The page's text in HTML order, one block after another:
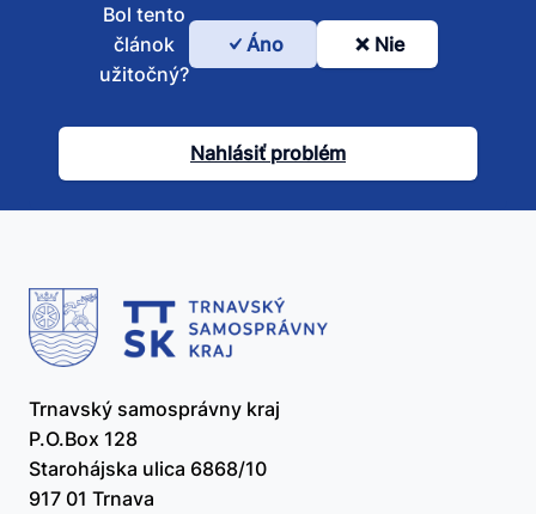
Bol
článok
užitočný?
Bol tento
článok
užitočný?
Áno Nie
Nahlásiť problém
Trnavský samosprávny kraj
P.O.Box 128
Starohájska ulica 6868/10
917 01 Trnava